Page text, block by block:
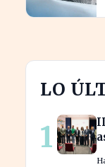
LO
1